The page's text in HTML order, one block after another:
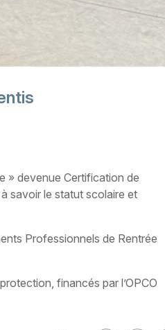
» devenue Certification de
savoir le statut scolaire et
Professionnels de Rentrée
financés par l’OPCO